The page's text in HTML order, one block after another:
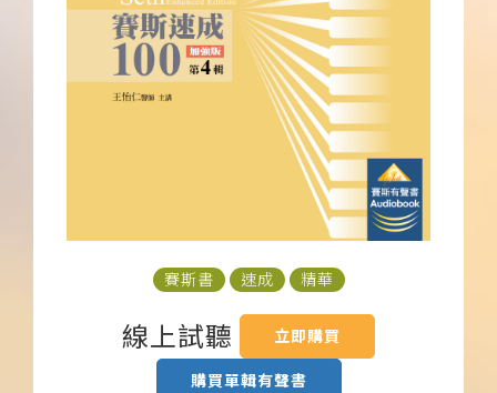
下載APP
常見問題
賽斯書 速成 精華
線上試聽
立即購買
購買單輯有聲書